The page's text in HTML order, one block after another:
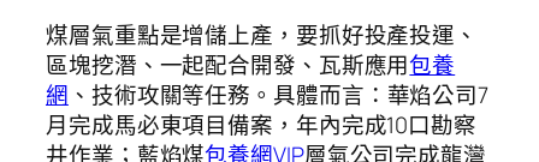
煤層氣重點是增儲上產，要抓好投產投運、
區塊挖潛、一起配合開發、瓦斯應用包養
網 、技術攻關等任務。具體而言：華焰公司7
月完成馬必東項目備案，年內完成10口勘察
井作業；藍焰煤包養網VIP層氣公司完成龍灣